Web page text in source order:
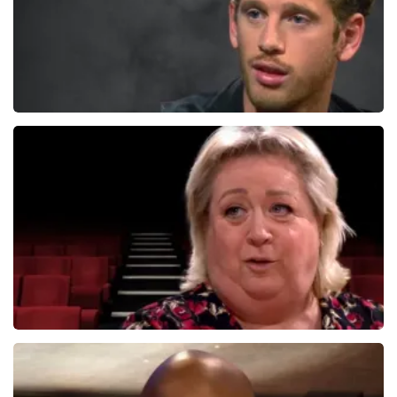
reviews
Christel De Laat
1154+